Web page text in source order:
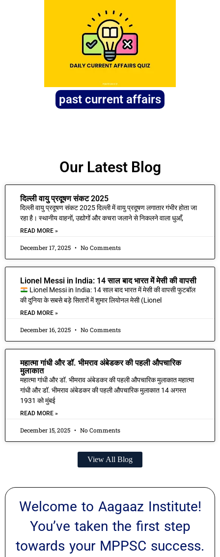
past current affairs
Our Latest Blog
दिल्ली वायु प्रदूषण संकट 2025
दिल्ली वायु प्रदूषण संकट 2025 दिल्ली में वायु प्रदूषण लगातार गंभीर होता जा
रहा है। स्थानीय वाहनों, उद्योगों और कचरा जलाने से निकलने वाला धुआँ,
READ MORE »
December 17, 2025 No Comments
Lionel Messi in India: 14 साल बाद भारत में मेसी की वापसी
Lionel Messi in India: 14 साल बाद भारत में मेसी की वापसी फुटबॉल
की दुनिया के सबसे बड़े सितारों में शुमार लियोनल मेसी (Lionel
READ MORE »
December 16, 2025 No Comments
महात्मा गांधी और डॉ. भीमराव अंबेडकर की पहली औपचारिक
मुलाकात
महात्मा गांधी और डॉ. भीमराव अंबेडकर की पहली औपचारिक मुलाकात महात्मा
गांधी और डॉ. भीमराव अंबेडकर की पहली औपचारिक मुलाकात 14 अगस्त
1931 को मुंबई
READ MORE »
December 15, 2025 No Comments
View All Blog
Welcome to Aagaaz Institute!
You’ve taken the first step
towards your MPPSC success.